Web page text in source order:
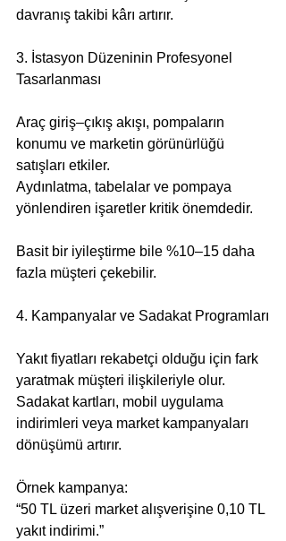
davranış takibi kârı artırır.
3. İstasyon Düzeninin Profesyonel
Tasarlanması
Araç giriş–çıkış akışı, pompaların
konumu ve marketin görünürlüğü
satışları etkiler.
Aydınlatma, tabelalar ve pompaya
yönlendiren işaretler kritik önemdedir.
Basit bir iyileştirme bile %10–15 daha
fazla müşteri çekebilir.
4. Kampanyalar ve Sadakat Programları
Yakıt fiyatları rekabetçi olduğu için fark
yaratmak müşteri ilişkileriyle olur.
Sadakat kartları, mobil uygulama
indirimleri veya market kampanyaları
dönüşümü artırır.
Örnek kampanya:
“50 TL üzeri market alışverişine 0,10 TL
yakıt indirimi.”